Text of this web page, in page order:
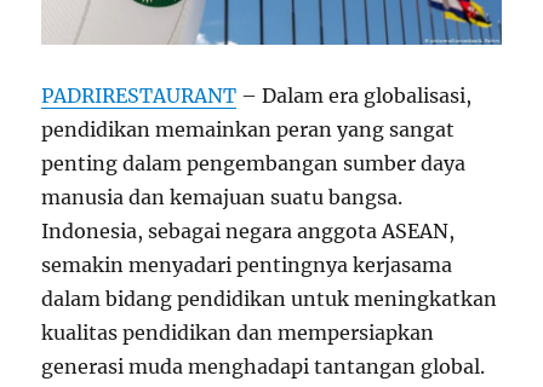
PADRIRESTAURANT – Dalam era globalisasi,
pendidikan memainkan peran yang sangat
penting dalam pengembangan sumber daya
manusia dan kemajuan suatu bangsa.
Indonesia, sebagai negara anggota ASEAN,
semakin menyadari pentingnya kerjasama
dalam bidang pendidikan untuk meningkatkan
kualitas pendidikan dan mempersiapkan
generasi muda menghadapi tantangan global.